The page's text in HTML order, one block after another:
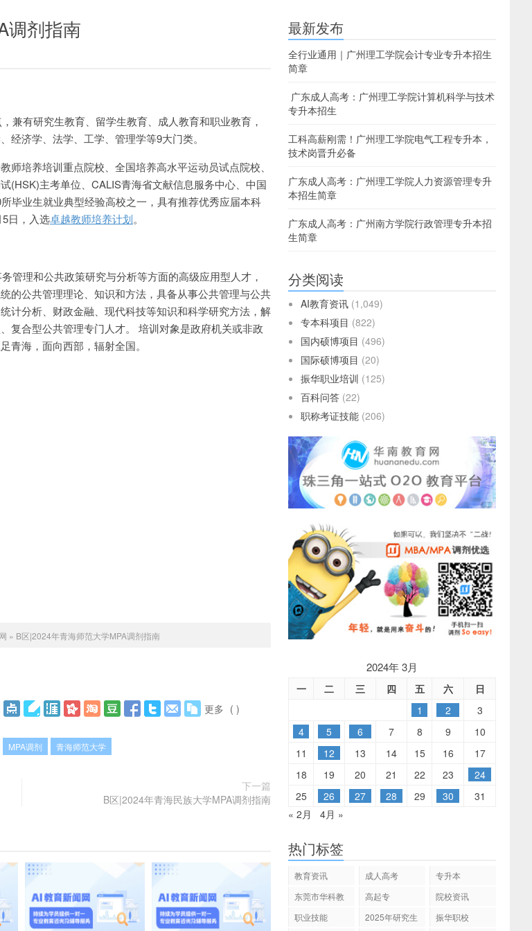
调剂指南
兼有研究生教育、留学生教育、成人教育和职业教育，
济学、法学、工学、管理学等9大门类。
培养培训重点院校、全国培养高水平运动员试点院校、
(HSK)主考单位、CALIS青海省文献信息服务中心、中国
毕业生就业典型经验高校之一，具有推荐优秀应届本科
日，入选卓越教师培养计划。
管理和公共政策研究与分析等方面的高级应用型人才，
的公共管理理论、知识和方法，具备从事公共管理与公共
计分析、财政金融、现代科技等知识和科学研究方法，解
复合型公共管理专门人才。 培训对象是政府机关或非政
青海，面向西部，辐射全国。
» B区|2024年青海师范大学MPA调剂指南
更多 ( )
MPA调剂 青海师范大学
下一篇
B区|2024年青海民族大学MPA调剂指南
最新发布
全行业通用｜广州理工学院会计专业专升本招生
简章
广东成人高考：广州理工学院计算机科学与技术
专升本招生
工科高薪刚需！广州理工学院电气工程专升本，
技术岗晋升必备
广东成人高考：广州理工学院人力资源管理专升
本招生简章
广东成人高考：广州南方学院行政管理专升本招
生简章
分类阅读
AI教育资讯 (1,049)
专本科项目 (822)
国内硕博项目 (496)
国际硕博项目 (20)
振华职业培训 (125)
百科问答 (22)
职称考证技能 (206)
2024年 3月
一 二 三 四 五 六
日
1
2
3
4
5 6 7 8 9
10
11
12 13 14 15 16
17
18
19 20 21 22 23
24
25
26 27 28 29 30
31
« 2月
4月 »
热门标签
教育资讯 成人高考
专升本
东莞市华科教
高起专
院校资讯
职业技能
2025年研究生
振华职校